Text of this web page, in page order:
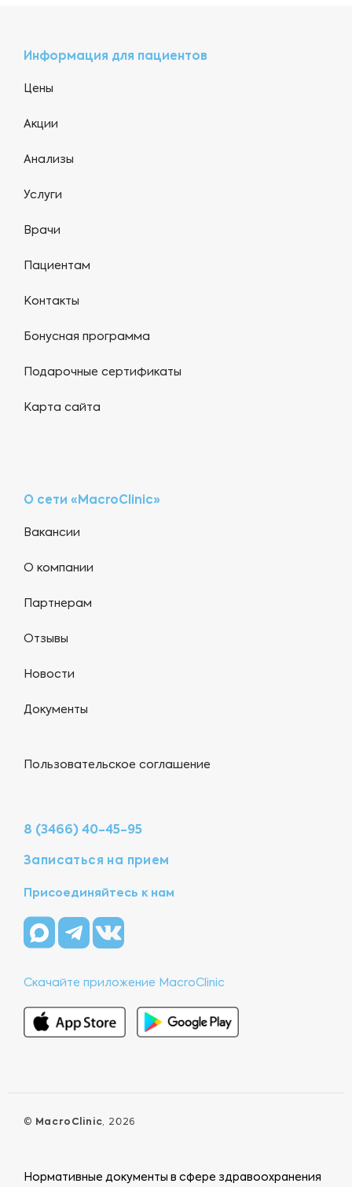
Информация для пациентов
Цены
Акции
Анализы
Услуги
Врачи
Пациентам
Контакты
Бонусная программа
Подарочные сертификаты
Карта сайта
О сети «MacroClinic»
Вакансии
О компании
Партнерам
Отзывы
Новости
Документы
Пользовательское соглашение
8 (3466) 40-45-95
Записаться на прием
Присоединяйтесь к нам
Скачайте приложение MacroClinic
© MacroClinic, 2026
Нормативные документы в сфере здравоохранения